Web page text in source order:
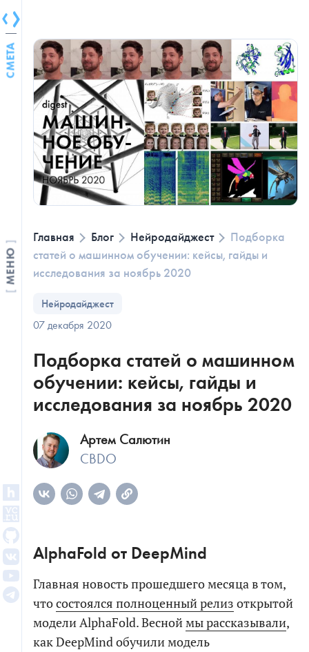
Главная Блог Нейродайджест
Подборка
статей о машинном обучении: кейсы, гайды и
исследования за ноябрь 2020
Нейродайджест
07 декабря 2020
Подборка статей о машинном
обучении: кейсы, гайды и
исследования за ноябрь 2020
Артем Салютин
CBDO
AlphaFold от DeepMind
Главная новость прошедшего месяца в том,
чтосостоялся полноценный релиз открытой
модели AlphaFold. Весноймы рассказывали,
как DeepMind обучили модель
СМЕТА
МЕНЮ